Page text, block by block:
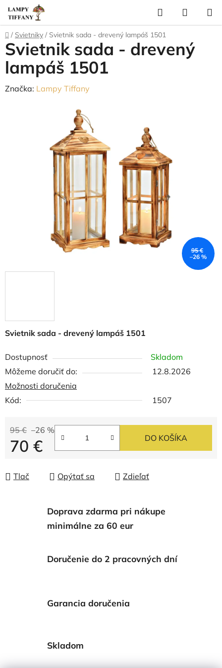
Prejsť
na
obsah
Hľadať
KOŠÍK
Domov
/ Svietniky / Svietnik sada - drevený lampáš 1501
Svietnik sada - drevený lampáš 1501
Dostupnosť
Skladom
Môžeme doručiť do:
12.8.2026
Možnosti doručenia
Kód:
1507
95 € –26 %
70 € DO KOŠÍKA
Tlač Opýtať sa Zdieľať
Svietnik sada - drevený
lampáš 1501
Značka: Lampy Tiffany
95 €
–26 %
Doprava zdarma pri nákupe
minimálne za 60 eur
Doručenie do 2 pracovných dní
Garancia doručenia
Skladom